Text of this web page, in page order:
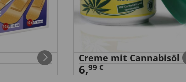
Creme mit Cannabisöl
6,99 €